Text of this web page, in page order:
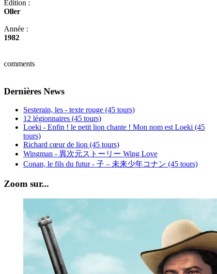
Edition :
Oller
Année :
1982
comments
Dernières News
Sesterain, les - texte rouge (45 tours)
12 légionnaires (45 tours)
Loeki - Enfin ! le petit lion chante ! Mon nom est Loeki (45
tours)
Richard cœur de lion (45 tours)
Wingman - 異次元ストーリー Wing Love
Conan, le fils du futur - 子 – 未来少年コナン (45 tours)
Zoom sur...